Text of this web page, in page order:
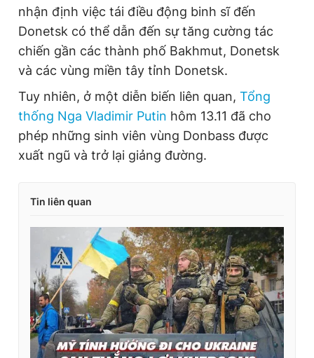
nhận định việc tái điều động binh sĩ đến
Donetsk có thể dẫn đến sự tăng cường tác
chiến gần các thành phố Bakhmut, Donetsk
và các vùng miền tây tỉnh Donetsk.
Tuy nhiên, ở một diễn biến liên quan, Tổng
thống Nga Vladimir Putin hôm 13.11 đã cho
phép những sinh viên vùng Donbass được
xuất ngũ và trở lại giảng đường.
Tin liên quan